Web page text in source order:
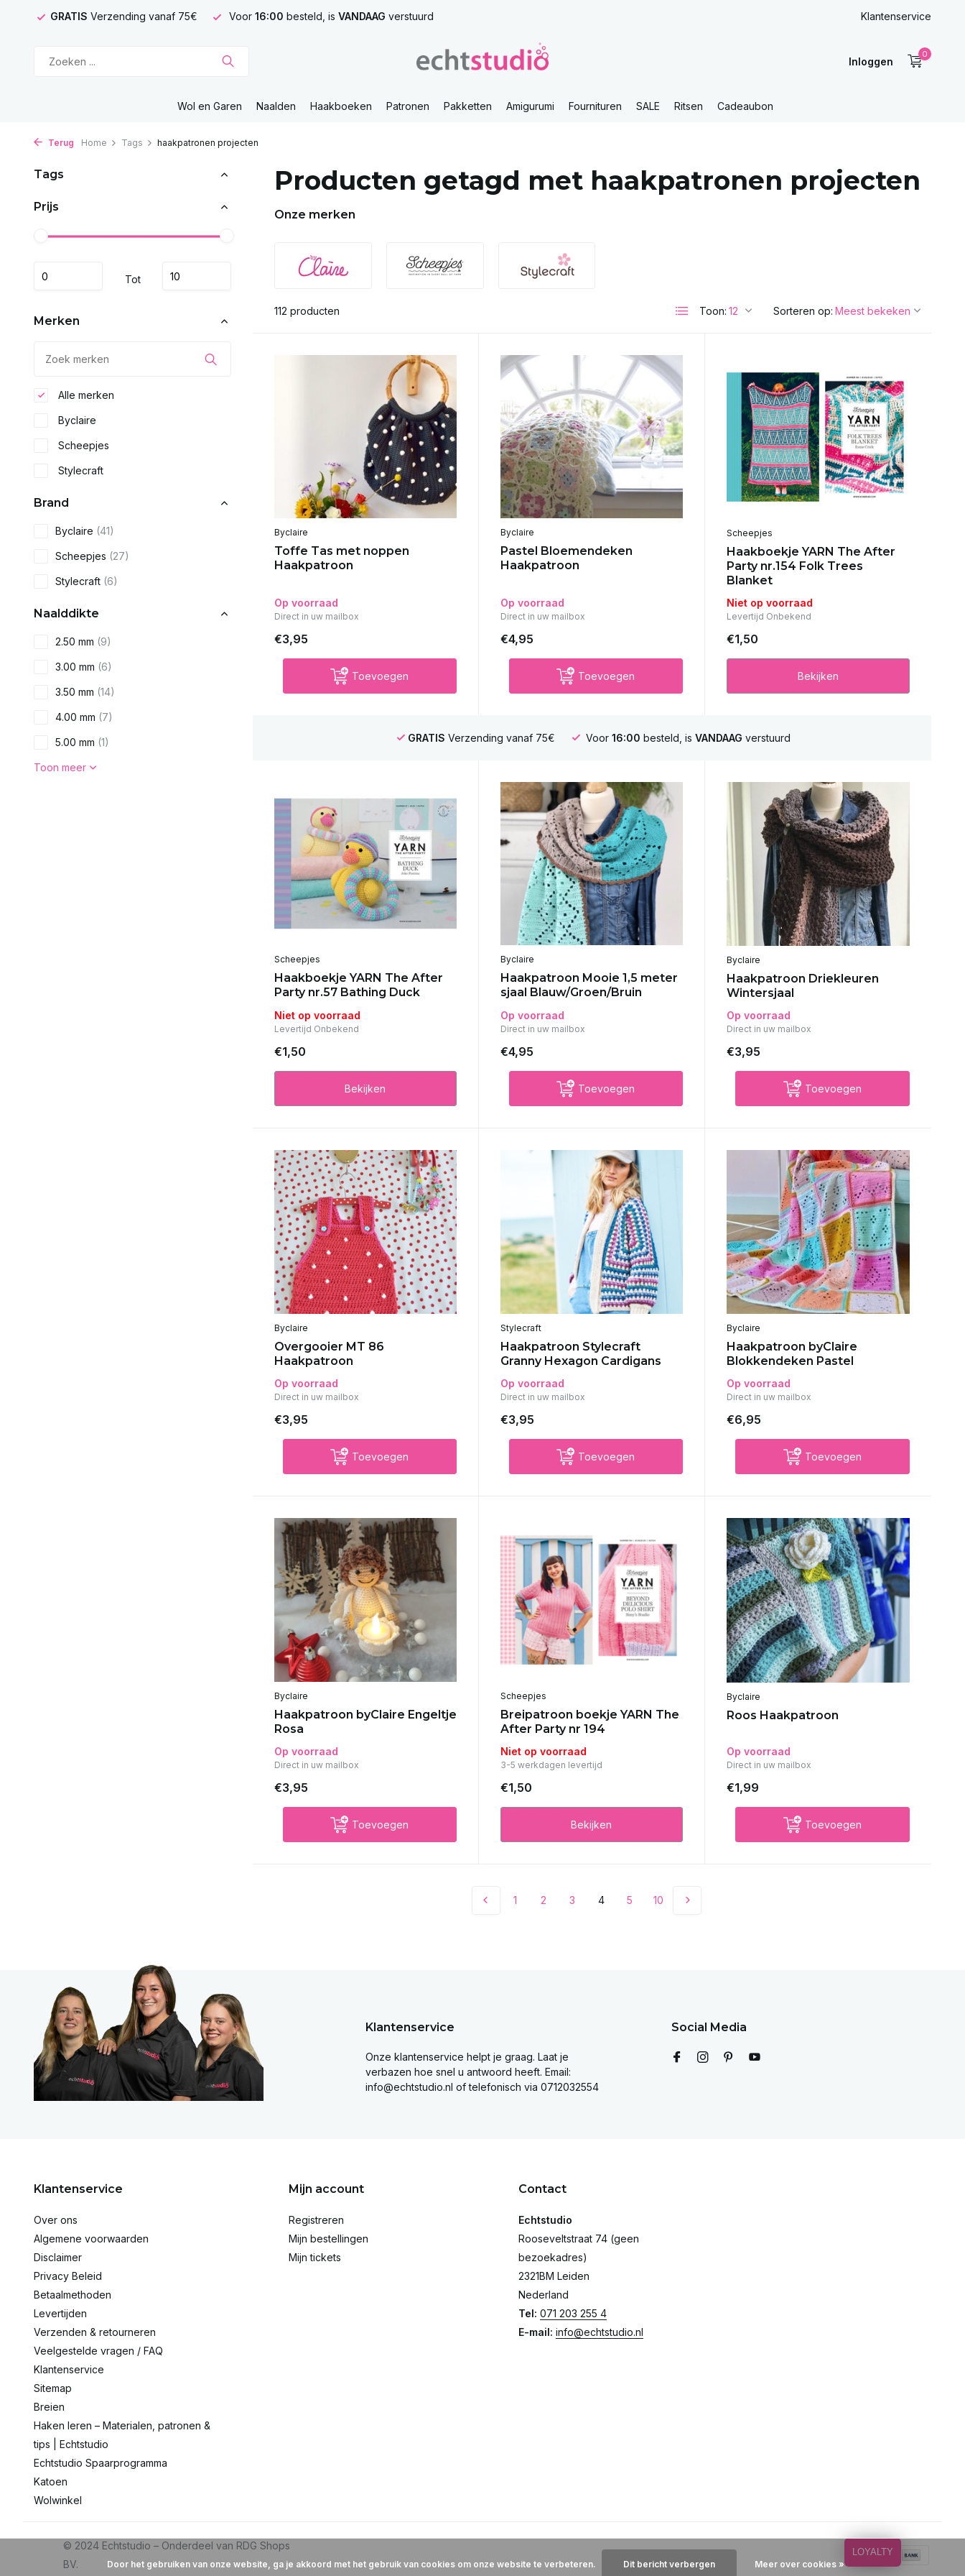
GRATIS Verzending vanaf 75€ Voor 16:00 besteld, is VANDAAG verstuurd Klantenservice
Inloggen
0
Wol en Garen Naalden Haakboeken Patronen Pakketten Amigurumi Fournituren SALE Ritsen Cadeaubon
Terug Home Tags haakpatronen projecten
Tags
Prijs
Tot
Merken
Alle merken
Byclaire
Scheepjes
Stylecraft
Brand
Byclaire (41)
Scheepjes (27)
Stylecraft (6)
Naalddikte
2.50 mm (9)
3.00 mm (6)
3.50 mm (14)
4.00 mm (7)
5.00 mm (1)
Toon meer
Producten getagd met haakpatronen projecten
Onze merken
112 producten Toon: Sorteren op:
Byclaire
Toffe Tas met noppen
Haakpatroon
Op voorraad
Direct in uw mailbox
€3,95
Toevoegen
Byclaire
Pastel Bloemendeken
Haakpatroon
Op voorraad
Direct in uw mailbox
€4,95
Toevoegen
Scheepjes
Haakboekje YARN The After
Party nr.154 Folk Trees
Blanket
Niet op voorraad
Levertijd Onbekend
€1,50
Bekijken
GRATIS Verzending vanaf 75€ Voor 16:00 besteld, is VANDAAG verstuurd
Scheepjes
Haakboekje YARN The After
Party nr.57 Bathing Duck
Niet op voorraad
Levertijd Onbekend
€1,50
Bekijken
Byclaire
Haakpatroon Mooie 1,5 meter
sjaal Blauw/Groen/Bruin
Op voorraad
Direct in uw mailbox
€4,95
Toevoegen
Byclaire
Haakpatroon Driekleuren
Wintersjaal
Op voorraad
Direct in uw mailbox
€3,95
Toevoegen
Byclaire
Overgooier MT 86
Haakpatroon
Op voorraad
Direct in uw mailbox
€3,95
Toevoegen
Stylecraft
Haakpatroon Stylecraft
Granny Hexagon Cardigans
Op voorraad
Direct in uw mailbox
€3,95
Toevoegen
Byclaire
Haakpatroon byClaire
Blokkendeken Pastel
Op voorraad
Direct in uw mailbox
€6,95
Toevoegen
Byclaire
Haakpatroon byClaire Engeltje
Rosa
Op voorraad
Direct in uw mailbox
€3,95
Toevoegen
Scheepjes
Breipatroon boekje YARN The
After Party nr 194
Niet op voorraad
3-5 werkdagen levertijd
€1,50
Bekijken
Byclaire
Roos Haakpatroon
Op voorraad
Direct in uw mailbox
€1,99
Toevoegen
1 2 3 4 5 10
Klantenservice
Onze klantenservice helpt je graag. Laat je
verbazen hoe snel u antwoord heeft. Email:
info@echtstudio.nl of telefonisch via 0712032554
Social Media
Klantenservice
Over ons
Algemene voorwaarden
Disclaimer
Privacy Beleid
Betaalmethoden
Levertijden
Verzenden & retourneren
Veelgestelde vragen / FAQ
Klantenservice
Sitemap
Breien
Haken leren – Materialen, patronen &
tips | Echtstudio
Echtstudio Spaarprogramma
Katoen
Wolwinkel
Mijn account
Registreren
Mijn bestellingen
Mijn tickets
Contact
Echtstudio
Rooseveltstraat 74 (geen
bezoekadres)
2321BM Leiden
Nederland
Tel: 071 203 255 4
E-mail: info@echtstudio.nl
Door het gebruiken van onze website, ga je akkoord met het gebruik van cookies om onze website te verbeteren. Dit bericht verbergen Meer over cookies »
LOYALTY